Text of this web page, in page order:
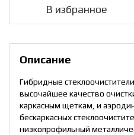
В избранное
Описание
Гибридные
высочайшее качество
каркасным щеткам, и
бескаркасных
низкопрофильный